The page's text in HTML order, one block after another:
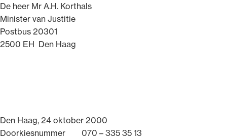
De heer Mr A.H. Korthals
Minister van Justitie
Postbus 20301
2500 EH Den Haag
Den Haag, 24 oktober 2000
Doorkiesnummer 070 – 335 35 13
de advocatuur (Voda) en de Regeling op de
advocatuur (Roda).